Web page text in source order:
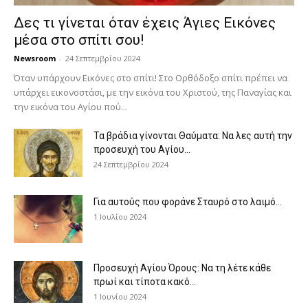
Δες τι γίνεται όταν έχεις Άγιες Εικόνες
μέσα στο σπίτι σου!
Newsroom - 24 Σεπτεμβρίου 2024
Όταν υπάρχουν Εικόνες στο σπίτι! Στο Ορθόδοξο σπίτι πρέπει να
υπάρχει εικονοστάσι, με την εικόνα του Χριστού, της Παν­αγίας και
την εικόνα του Αγίου πού...
Τα βράδια γίνονται Θαύματα: Να λες αυτή την
προσευχή του Αγίου...
24 Σεπτεμβρίου 2024
Για αυτούς που φοράνε Σταυρό στο λαιμό…
1 Ιουλίου 2024
Προσευχή Αγίου Όρους: Να τη λέτε κάθε
πρωί και τίποτα κακό...
1 Ιουνίου 2024